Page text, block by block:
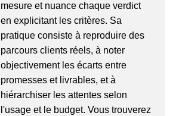
mesure et nuance chaque verdict
en explicitant les critères. Sa
pratique consiste à reproduire des
parcours clients réels, à noter
objectivement les écarts entre
promesses et livrables, et à
hiérarchiser les attentes selon
l'usage et le budget. Vous trouverez